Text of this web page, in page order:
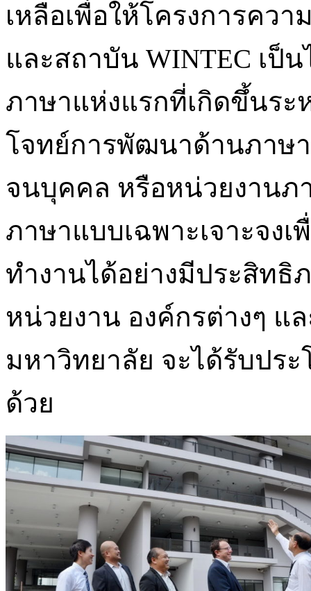
เหลือเพื่อให้โครงการคว
และสถาบัน WINTEC เป็
ภาษาแห่งแรกที่เกิดขึ้นระ
โจทย์การพัฒนาด้านภาษ
จนบุคคล หรือหน่วยงานภ
ภาษาแบบเฉพาะเจาะจง
ทำงานได้อย่างมีประสิทธิ
หน่วยงาน องค์กรต่างๆ แ
มหาวิทยาลัย จะได้รับปร
ด้วย